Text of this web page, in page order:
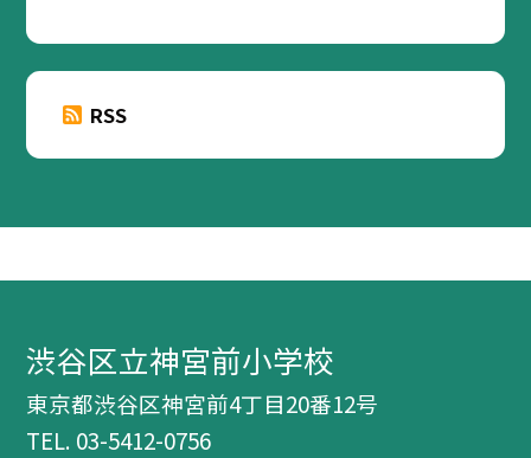
RSS
渋谷区立神宮前小学校
東京都渋谷区神宮前4丁目20番12号
TEL. 03-5412-0756